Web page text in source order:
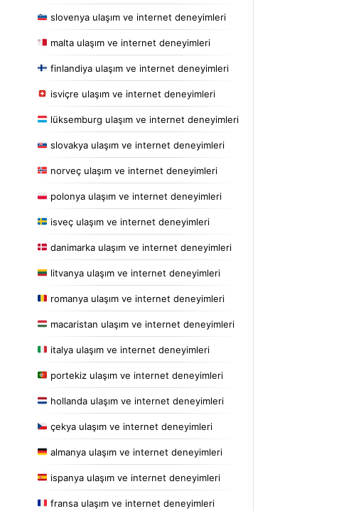
slovenya ulaşım ve internet deneyimleri
malta ulaşım ve internet deneyimleri
finlandiya ulaşım ve internet deneyimleri
isviçre ulaşım ve internet deneyimleri
lüksemburg ulaşım ve internet deneyimleri
slovakya ulaşım ve internet deneyimleri
norveç ulaşım ve internet deneyimleri
polonya ulaşım ve internet deneyimleri
isveç ulaşım ve internet deneyimleri
danimarka ulaşım ve internet deneyimleri
litvanya ulaşım ve internet deneyimleri
romanya ulaşım ve internet deneyimleri
macaristan ulaşım ve internet deneyimleri
italya ulaşım ve internet deneyimleri
portekiz ulaşım ve internet deneyimleri
hollanda ulaşım ve internet deneyimleri
çekya ulaşım ve internet deneyimleri
almanya ulaşım ve internet deneyimleri
ispanya ulaşım ve internet deneyimleri
fransa ulaşım ve internet deneyimleri